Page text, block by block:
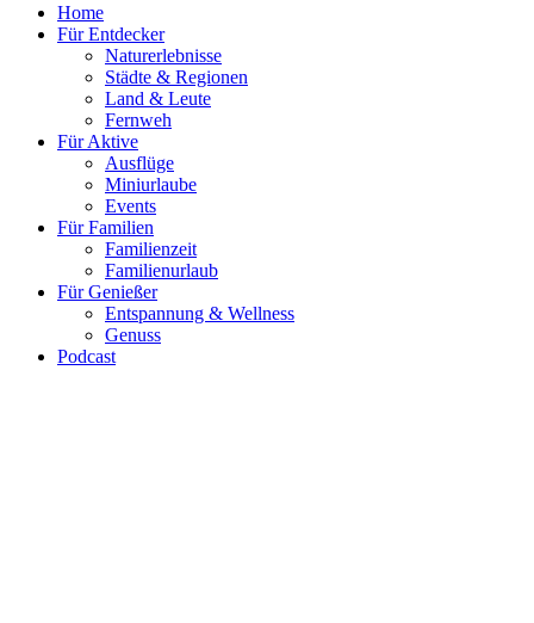
Home
Für Entdecker
Naturerlebnisse
Städte & Regionen
Land & Leute
Fernweh
Für Aktive
Ausflüge
Miniurlaube
Events
Für Familien
Familienzeit
Familienurlaub
Für Genießer
Entspannung & Wellness
Genuss
Podcast